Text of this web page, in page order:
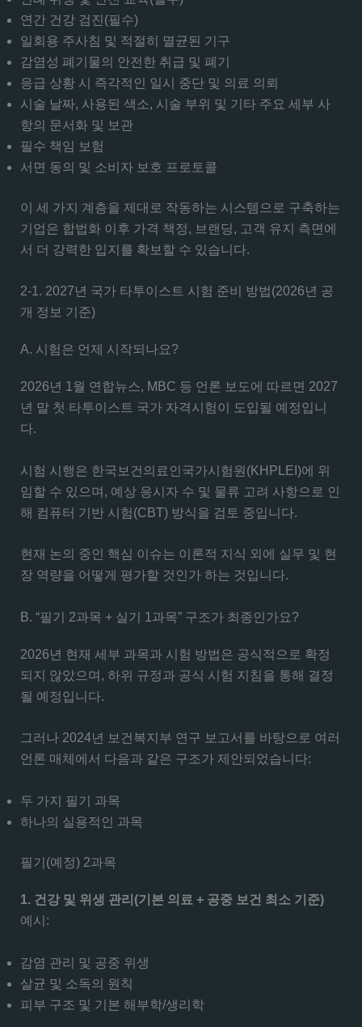
연간 건강 검진(필수)
일회용 주사침 및 적절히 멸균된 기구
감염성 폐기물의 안전한 취급 및 폐기
응급 상황 시 즉각적인 일시 중단 및 의료 의뢰
시술 날짜, 사용된 색소, 시술 부위 및 기타 주요 세부 사
항의 문서화 및 보관
필수 책임 보험
서면 동의 및 소비자 보호 프로토콜
이 세 가지 계층을 제대로 작동하는 시스템으로 구축하는
기업은 합법화 이후 가격 책정, 브랜딩, 고객 유지 측면에
서 더 강력한 입지를 확보할 수 있습니다.
2-1. 2027년 국가 타투이스트 시험 준비 방법(2026년 공
개 정보 기준)
A. 시험은 언제 시작되나요?
2026년 1월 연합뉴스, MBC 등 언론 보도에 따르면 2027
년 말 첫 타투이스트 국가 자격시험이 도입될 예정입니
다.
시험 시행은 한국보건의료인국가시험원(KHPLEI)에 위
임할 수 있으며, 예상 응시자 수 및 물류 고려 사항으로 인
해 컴퓨터 기반 시험(CBT) 방식을 검토 중입니다.
현재 논의 중인 핵심 이슈는 이론적 지식 외에 실무 및 현
장 역량을 어떻게 평가할 것인가 하는 것입니다.
B. “필기 2과목 + 실기 1과목” 구조가 최종인가요?
2026년 현재 세부 과목과 시험 방법은 공식적으로 확정
되지 않았으며, 하위 규정과 공식 시험 지침을 통해 결정
될 예정입니다.
그러나 2024년 보건복지부 연구 보고서를 바탕으로 여러
언론 매체에서 다음과 같은 구조가 제안되었습니다:
두 가지 필기 과목
하나의 실용적인 과목
필기(예정) 2과목
1. 건강 및 위생 관리(기본 의료 + 공중 보건 최소 기준)
예시:
감염 관리 및 공중 위생
살균 및 소독의 원칙
피부 구조 및 기본 해부학/생리학